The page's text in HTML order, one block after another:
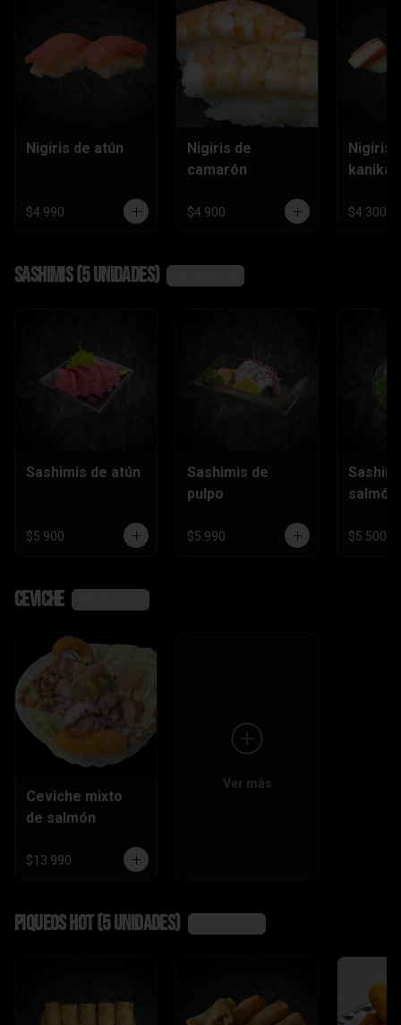
Nigiris de atún
$4.990
Nigiris de
camarón
$4.900
Nigiris
$4.300
Sashimis (5 unidades)
Sashimis de atún
$5.900
Sashimis de
pulpo
$5.990
salmón
$5.500
Ceviche
Ceviche mixto
de salmón
$13.990
Ver más
Piqueos hot (5 unidades)